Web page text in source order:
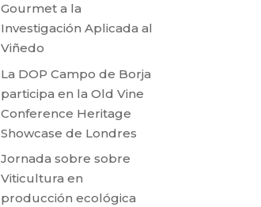
Gourmet a la
Investigación Aplicada al
Viñedo
La DOP Campo de Borja
participa en la Old Vine
Conference Heritage
Showcase de Londres
Jornada sobre sobre
Viticultura en
producción ecológica